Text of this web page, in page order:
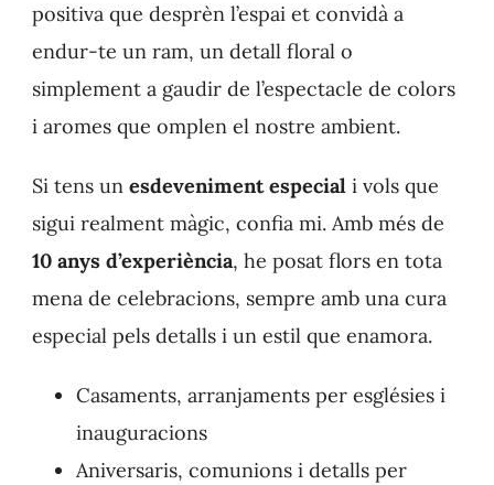
positiva que desprèn l’espai et convidà a
endur-te un ram, un detall floral o
simplement a gaudir de l’espectacle de colors
i aromes que omplen el nostre ambient.
Si tens un esdeveniment especial i vols que
sigui realment màgic, confia mi. Amb més de
10 anys d’experiència, he posat flors en tota
mena de celebracions, sempre amb una cura
especial pels detalls i un estil que enamora.
Casaments, arranjaments per esglésies i
inauguracions
Aniversaris, comunions i detalls per